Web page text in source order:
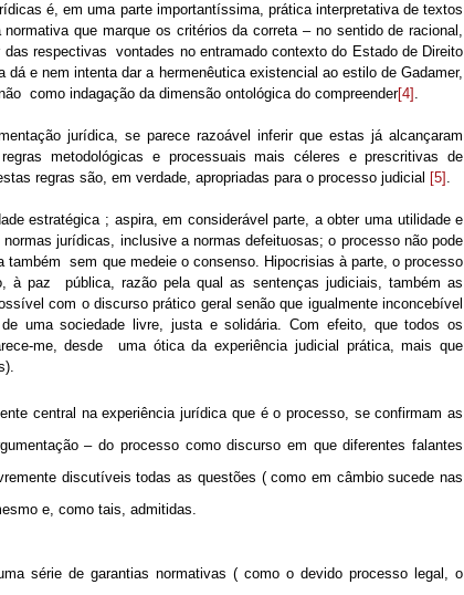
é, em uma parte importantíssima, prática interpretativa de textos
que marque os critérios da correta – no sentido de racional,
das respectivas
vontades no entramado contexto do Estado de Direito
e nem intenta dar a hermenêutica existencial ao estilo de Gadamer,
como indagação da dimensão ontológica do compreender[4]
jurídica, se parece razoável inferir que estas já alcançaram
metodológicas e processuais mais céleres e prescritivas de
regras são, em verdade, apropriadas para o processo judicial [5]
estratégica ; aspira, em considerável parte, a obter uma utilidade e
jurídicas, inclusive a normas defeituosas; o processo não pode
também
sem que medeie o consenso. Hipocrisias à parte, o processo
à paz
pública, razão pela qual as sentenças judiciais, também as
com o discurso prático geral senão que igualmente inconcebível
uma sociedade livre, justa e solidária. Com efeito, que todos os
me, desde
uma ótica da experiência judicial prática, mais que
central na experiência jurídica que é o processo, se confirmam as
– do processo como discurso em que diferentes falantes
discutíveis todas as questões ( como em câmbio sucede nas
e, como tais, admitidas.
série de garantias normativas ( como o devido processo legal, o